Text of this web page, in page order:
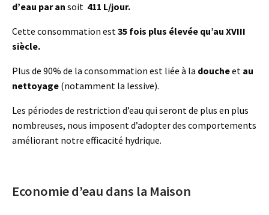
d’eau par an soit 411 L/jour.
Cette consommation est35 fois plus élevée qu’au XVIII
siècle.
Plus de 90% de la consommation est liée à la doucheet au
nettoyage (notamment la lessive).
Les périodes de restriction d’eau qui seront de plus en plus
nombreuses, nous imposent d’adopter des comportements
améliorant notre efficacité hydrique.
Economie d’eau dans la Maison